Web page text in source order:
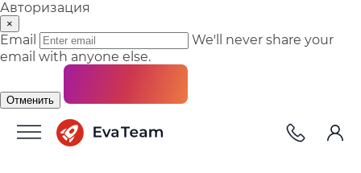
Авторизация
×
Email
We'll never share your
email with anyone else.
Отменить